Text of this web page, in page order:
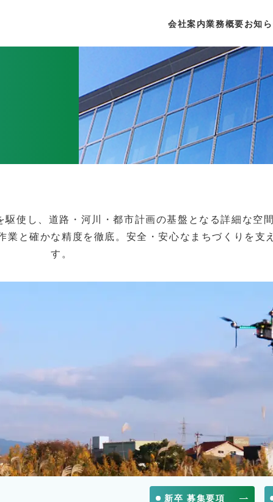
会社案内業務概要お知
使し、道路・河川・都市計画の基盤となる詳細な空
と確かな精度を徹底。安全・安心なまちづくりを支
す。
新卒 募集要項